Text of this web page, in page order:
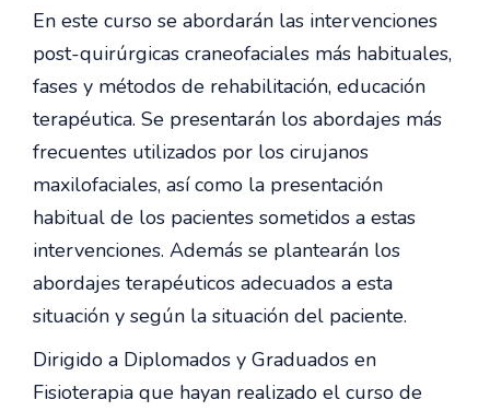
En este curso se abordarán las intervenciones
post-quirúrgicas craneofaciales más habituales,
fases y métodos de rehabilitación, educación
terapéutica. Se presentarán los abordajes más
frecuentes utilizados por los cirujanos
maxilofaciales, así como la presentación
habitual de los pacientes sometidos a estas
intervenciones. Además se plantearán los
abordajes terapéuticos adecuados a esta
situación y según la situación del paciente.
Dirigido a Diplomados y Graduados en
Fisioterapia que hayan realizado el curso de